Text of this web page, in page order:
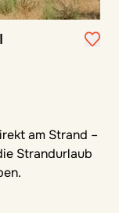
am Strand –
Strandurlaub